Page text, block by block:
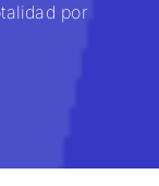
por